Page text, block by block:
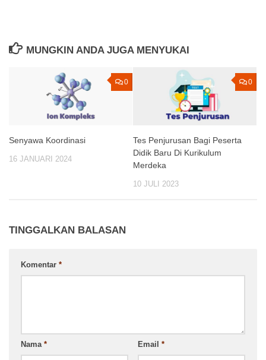
MUNGKIN ANDA JUGA MENYUKAI
0
Senyawa Koordinasi
16 JANUARI 2024
0
Tes Penjurusan Bagi Peserta
Didik Baru Di Kurikulum
Merdeka
10 JULI 2023
TINGGALKAN BALASAN
Komentar *
Nama * Email *